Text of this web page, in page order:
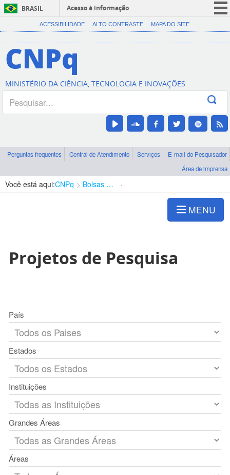
BRASIL
Acesso à informação
CORONAVÍRUS (COVID-19)
Canais
ACESSIBILIDADE ALTO CONTRASTE MAPA DO SITE
CNPq
MINISTÉRIO DA CIÊNCIA, TECNOLOGIA E INOVAÇÕES
Perguntas frequentes Central de Atendimento Serviços
E-mail do Pesquisador
Área de imprensa
Você está aqui:CNPq Bolsas e Auxílios Vigentes
MENU
Projetos de Pesquisa
País
Estados
Instituições
Grandes Áreas
Áreas